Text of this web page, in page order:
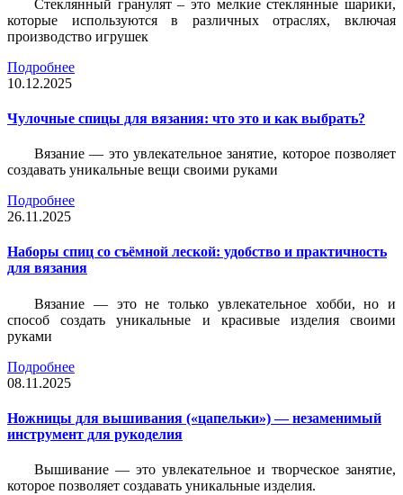
Стеклянный гранулят – это мелкие стеклянные шарики,
которые используются в различных отраслях, включая
производство игрушек
Подробнее
10.12.2025
Чулочные спицы для вязания: что это и как выбрать?
Вязание — это увлекательное занятие, которое позволяет
создавать уникальные вещи своими руками
Подробнее
26.11.2025
Наборы спиц со съёмной леской: удобство и практичность
для вязания
Вязание — это не только увлекательное хобби, но и
способ создать уникальные и красивые изделия своими
руками
Подробнее
08.11.2025
Ножницы для вышивания («цапельки») — незаменимый
инструмент для рукоделия
Вышивание — это увлекательное и творческое занятие,
которое позволяет создавать уникальные изделия.